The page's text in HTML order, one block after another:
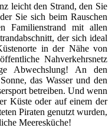
leicht den Strand, den Sie
Sie sich beim Rauschen
Familienstrand mit allen
der sich ideal
in der Nähe von
Nahverkehrsnetz
Abwechslung! An den
das Wasser und den
betreiben. Und wenn
Küste oder auf einem der
Piraten genutzt wurden,
Meeresküche!